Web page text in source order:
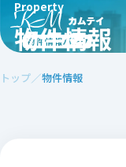
Property
物件情報
トップ 物件情報